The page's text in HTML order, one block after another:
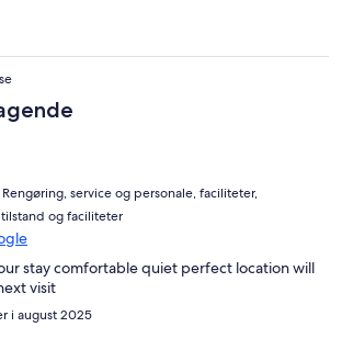
service og personale, faciliteter,
og faciliteter
stay comfortable quiet perfect location will
visit
i august 2025